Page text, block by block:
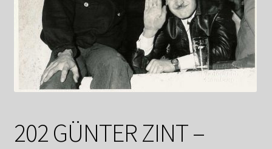
Kasse
Linkliste
Mein Konto
202 GÜNTER ZINT –